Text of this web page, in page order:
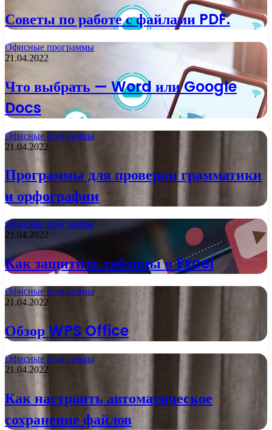
Советы по работе с файлами PDF.
Офисные программы
21.04.2022
Что выбрать — Word или Google
Docs
Офисные программы
21.04.2022
Программы для проверки грамматики
и орфографии
Офисные программы
21.04.2022
Как защитить таблицы в Excel
Офисные программы
21.04.2022
Обзор WPS Office
Офисные программы
21.04.2022
Как настроить автоматическое
сохранение файлов